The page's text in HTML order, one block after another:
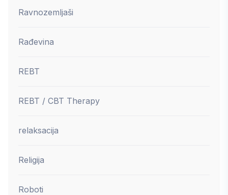
Ravnozemljaši
Rađevina
REBT
REBT / CBT Therapy
relaksacija
Religija
Roboti